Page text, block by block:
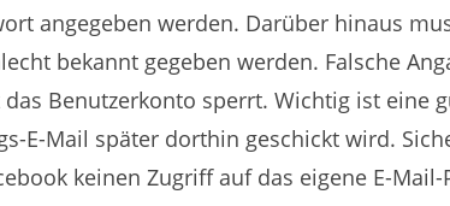
angegeben werden. Darüber hinaus
bekannt gegeben werden. Falsche
das Benutzerkonto sperrt. Wichtig ist eine
E-Mail später dorthin geschickt wird.
keinen Zugriff auf das eigene E-